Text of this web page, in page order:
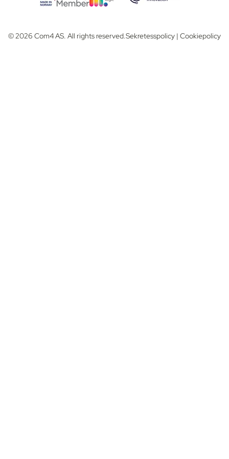
© 2026 Com4 AS. All rights reserved.Sekretesspolicy | Cookiepolicy